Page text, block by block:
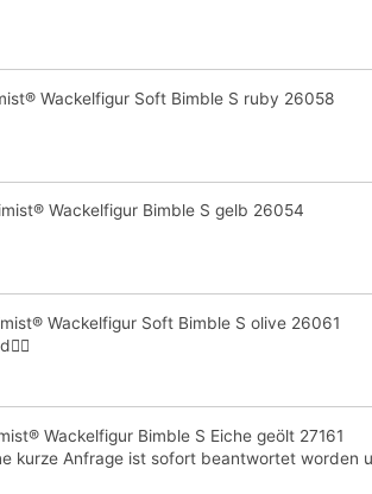
Wackelfigur Soft Bimble S ruby 26058
Wackelfigur Bimble S gelb 26054
Wackelfigur Soft Bimble S olive 26061
Wackelfigur Bimble S Eiche geölt 27161
kurze Anfrage ist sofort beantwortet worden